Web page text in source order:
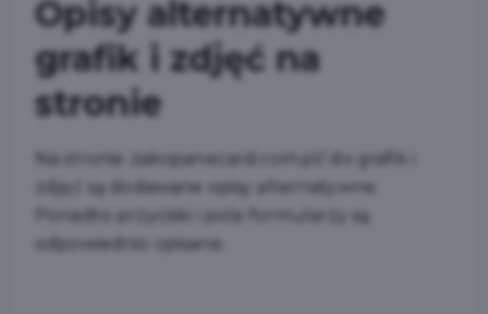
Opisy alternatywne
grafik i zdjęć na
stronie
Na stronie zakopanecard.com.pl/ do grafik i
zdjęć są dodawane opisy alternatywne.
Ponadto przyciski i pola formularzy są
odpowiednio opisane.